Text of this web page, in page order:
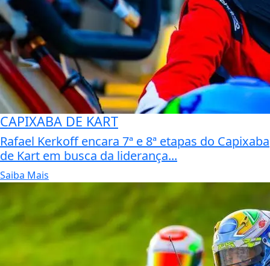
CAPIXABA DE KART
Rafael Kerkoff encara 7ª e 8ª etapas do Capixaba
de Kart em busca da liderança...
Saiba Mais